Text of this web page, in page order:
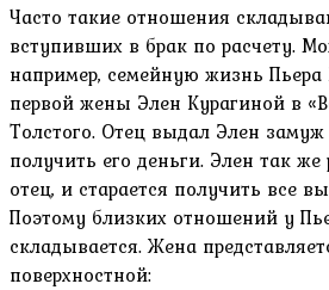
Часто такие отношения
вступивших в брак по расчету.
например, семейную жизнь Пьера
первой жены Элен Курагиной в
Толстого. Отец выдал Элен
получить его деньги. Элен так же
отец, и старается получить все
Поэтому близких отношений у
складывается. Жена
поверхностной: